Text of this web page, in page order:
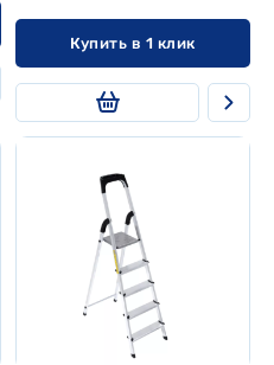
Купить в 1 клик